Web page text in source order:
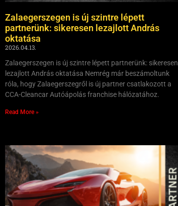
Zalaegerszegen is új szintre lépett
partnerünk: sikeresen lezajlott András
oktatása
2026.04.13.
Zalaegerszegen is új szintre lépett partnerünk: sikeresen
lezajlott András oktatása Nemrég már beszámoltunk
róla, hogy Zalaegerszegről is új partner csatlakozott a
CCA-Cleancar Autóápolás franchise hálózatához.
Read More »